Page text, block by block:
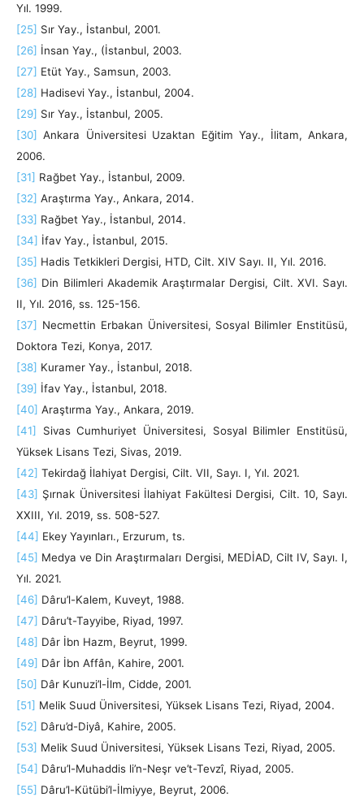
Yıl. 1999.
[25] Sır Yay., İstanbul, 2001.
[26] İnsan Yay., (İstanbul, 2003.
[27] Etüt Yay., Samsun, 2003.
[28] Hadisevi Yay., İstanbul, 2004.
[29] Sır Yay., İstanbul, 2005.
[30]
Ankara Üniversitesi Uzaktan Eğitim Yay., İlitam, Ankara,
2006.
[31] Rağbet Yay., İstanbul, 2009.
[32] Araştırma Yay., Ankara, 2014.
[33] Rağbet Yay., İstanbul, 2014.
[34] İfav Yay., İstanbul, 2015.
[35] Hadis Tetkikleri Dergisi, HTD, Cilt. XIV Sayı. II, Yıl. 2016.
[36] Din Bilimleri Akademik Araştırmalar Dergisi, Cilt. XVI. Sayı.
II, Yıl. 2016, ss. 125-156.
[37]
Necmettin Erbakan Üniversitesi, Sosyal Bilimler Enstitüsü,
Doktora Tezi, Konya, 2017.
[38] Kuramer Yay., İstanbul, 2018.
[39] İfav Yay., İstanbul, 2018.
[40] Araştırma Yay., Ankara, 2019.
[41]
Sivas Cumhuriyet Üniversitesi, Sosyal Bilimler Enstitüsü,
Yüksek Lisans Tezi, Sivas, 2019.
[42] Tekirdağ İlahiyat Dergisi, Cilt. VII, Sayı. I, Yıl. 2021.
[43] Şırnak Üniversitesi İlahiyat Fakültesi Dergisi, Cilt. 10, Sayı.
XXIII, Yıl. 2019, ss. 508-527.
[44] Ekey Yayınları., Erzurum, ts.
[45] Medya ve Din Araştırmaları Dergisi, MEDİAD, Cilt IV, Sayı. I,
Yıl. 2021.
[46] Dâru’l-Kalem, Kuveyt, 1988.
[47] Dâru’t-Tayyibe, Riyad, 1997.
[48] Dâr İbn Hazm, Beyrut, 1999.
[49] Dâr İbn Affân, Kahire, 2001.
[50] Dâr Kunuzi’l-İlm, Cidde, 2001.
[51] Melik Suud Üniversitesi, Yüksek Lisans Tezi, Riyad, 2004.
[52] Dâru’d-Diyâ, Kahire, 2005.
[53] Melik Suud Üniversitesi, Yüksek Lisans Tezi, Riyad, 2005.
[54] Dâru’l-Muhaddis li’n-Neşr ve’t-Tevzî, Riyad, 2005.
[55] Dâru’l-Kütübi’l-İlmiyye, Beyrut, 2006.